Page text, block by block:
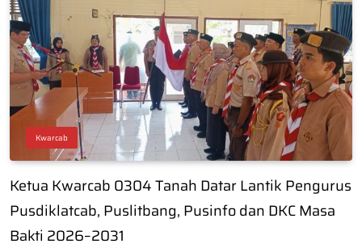
Kwarcab
Ketua Kwarcab 0304 Tanah Datar Lantik Pengurus
Pusdiklatcab, Puslitbang, Pusinfo dan DKC Masa
Bakti 2026–2031